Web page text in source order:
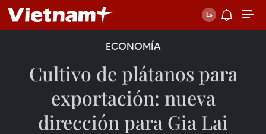
ECONOMÍA
Cultivo de plátanos para
exportación: nueva
dirección para Gia Lai